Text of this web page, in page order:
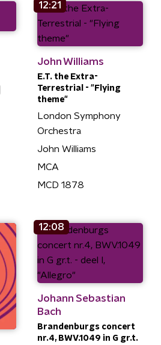
12:21
John Williams
E.T. the Extra-
Terrestrial - "Flying
theme"
London Symphony
Orchestra
John Williams
MCA
MCD 1878
12:08
Johann Sebastian
Bach
Brandenburgs concert
nr.4, BWV.1049 in G gr.t.